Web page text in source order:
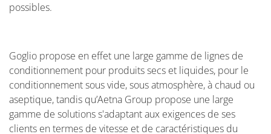
possibles.
Goglio propose en effet une large gamme de lignes de
conditionnement pour produits secs et liquides, pour le
conditionnement sous vide, sous atmosphère, à chaud ou
aseptique, tandis qu’Aetna Group propose une large
gamme de solutions s'adaptant aux exigences de ses
clients en termes de vitesse et de caractéristiques du